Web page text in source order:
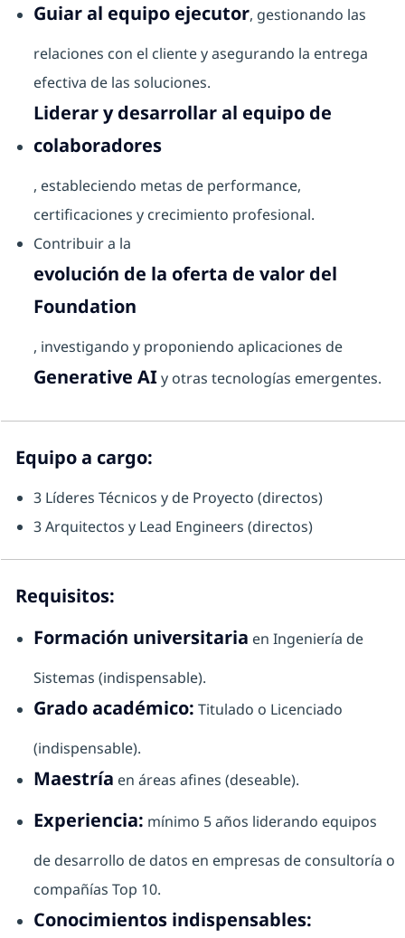
Guiar al equipo ejecutor, gestionando las
relaciones con el cliente y asegurando la entrega
efectiva de las soluciones.
Liderar y desarrollar al equipo de
colaboradores
, estableciendo metas de performance,
certificaciones y crecimiento profesional.
Contribuir a la
evolución de la oferta de valor del
Foundation
, investigando y proponiendo aplicaciones de
Generative AIy otras tecnologías emergentes.
Equipo a cargo:
3 Líderes Técnicos y de Proyecto (directos)
3 Arquitectos y Lead Engineers (directos)
Requisitos:
Formación universitaria en Ingeniería de
Sistemas (indispensable).
Grado académico: Titulado o Licenciado
(indispensable).
Maestría en áreas afines (deseable).
Experiencia: mínimo 5 años liderando equipos
de desarrollo de datos en empresas de consultoría o
compañías Top 10.
Conocimientos indispensables: